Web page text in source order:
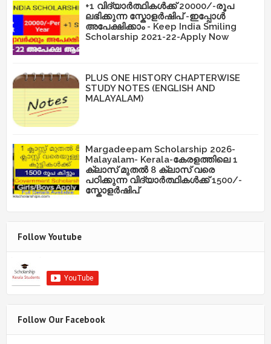
+1 വിദ്യാർത്ഥികൾക്ക് 20000/-രൂപ
ലഭിക്കുന്ന സ്കോളർഷിപ് -ഇപ്പോൾ
അപേക്ഷിക്കാം - Keep India Smiling
Scholarship 2021-22-Apply Now
PLUS ONE HISTORY CHAPTERWISE
STUDY NOTES (ENGLISH AND
MALAYALAM)
Margadeepam Scholarship 2026-
Malayalam- Kerala-കേരളത്തിലെ 1
ക്ലാസ് മുതൽ 8 ക്ലാസ് വരെ
പഠിക്കുന്ന വിദ്യാർത്ഥികൾക്ക് 1500/-
സ്കോളർഷിപ്
Follow Youtube
Follow Our Facebook